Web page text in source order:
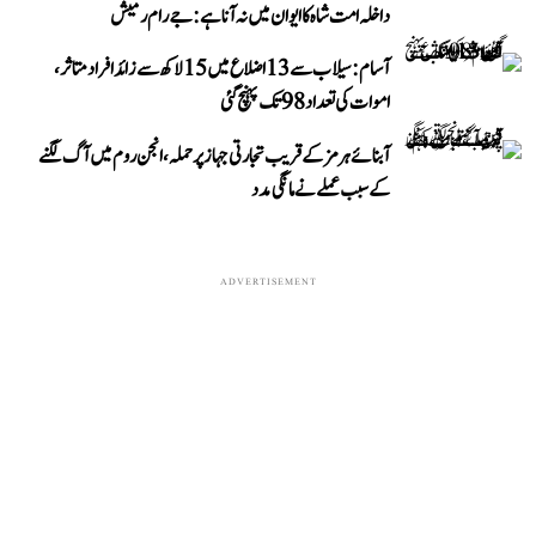
داخلہ امت شاہ کا ایوان میں نہ آنا ہے: جے رام رمیش
آسام: سیلاب سے 13 اضلاع میں 15 لاکھ سے زائد افراد متاثر،
اموات کی تعداد 98 تک پہنچ گئی
آبنائے ہرمز کے قریب تجارتی جہاز پر حملہ، انجن روم میں آگ لگنے
کے سبب عملے نے مانگی مدد
ADVERTISEMENT